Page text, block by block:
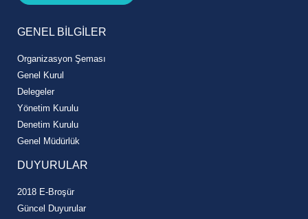
GENEL BİLGİLER
Organizasyon Şeması
Genel Kurul
Delegeler
Yönetim Kurulu
Denetim Kurulu
Genel Müdürlük
DUYURULAR
2018 E-Broşür
Güncel Duyurular